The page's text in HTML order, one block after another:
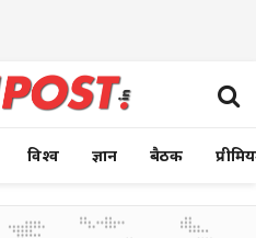
विश्व ज्ञान बैठक